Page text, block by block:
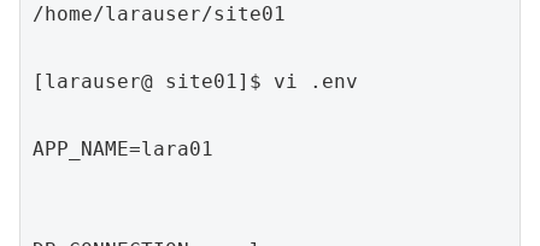
/home/larauser/site01
[larauser@ site01]$ vi .env
APP_NAME=lara01